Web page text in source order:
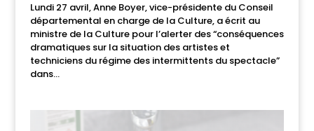
Lundi 27 avril, Anne Boyer, vice-présidente du Conseil
départemental en charge de la Culture, a écrit au
ministre de la Culture pour l’alerter des “conséquences
dramatiques sur la situation des artistes et
techniciens du régime des intermittents du spectacle”
dans...